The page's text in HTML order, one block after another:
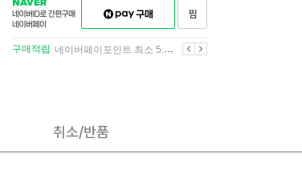
NAVER
네이버
ID로
간편구매
네이버페이
구매하기
이전
구매적립 네이버페이포인트 최소 5.5% 적립 다음
취소/반품